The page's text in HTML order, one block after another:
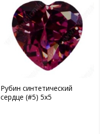
Рубин синтетический
сердце (#5) 5х5